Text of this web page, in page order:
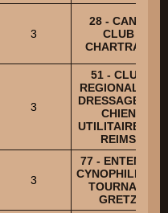
3
28 - CANIS
CLUB
CHARTRAIN
3
51 - CLUB
REGIONAL DE
DRESSAGE DU
CHIEN
UTILITAIRE DE
REIMS
3
77 - ENTENTE
CYNOPHILE DE
TOURNAN-
GRETZ